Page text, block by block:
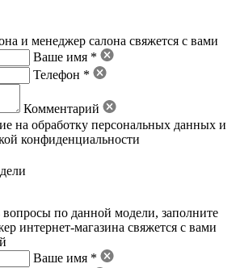
и менеджер салона свяжется с вами
Ваше имя *
Телефон *
Комментарий
на обработку персональных данных и
конфиденциальности
по данной модели, заполните
интернет-магазина свяжется с вами
Ваше имя *